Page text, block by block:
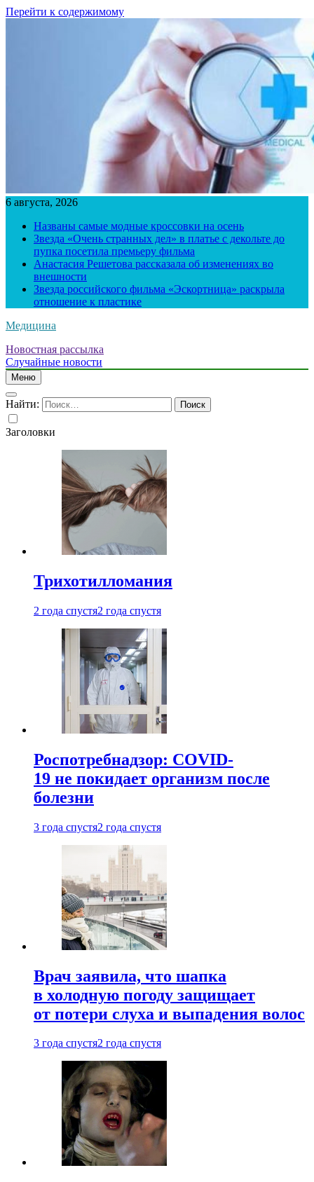
Перейти к содержимому
6 августа, 2026
Названы самые модные кроссовки на осень
Звезда «Очень странных дел» в платье с декольте до
пупка посетила премьеру фильма
Анастасия Решетова рассказала об изменениях во
внешности
Звезда российского фильма «Эскортница» раскрыла
отношение к пластике
Медицина
Новостная рассылка
Случайные новости
Меню
Найти:
Заголовки
Трихотилломания
2 года спустя2 года спустя
Роспотребнадзор: COVID-
19 не покидает организм после
болезни
3 года спустя2 года спустя
Врач заявила, что шапка
в холодную погоду защищает
от потери слуха и выпадения волос
3 года спустя2 года спустя